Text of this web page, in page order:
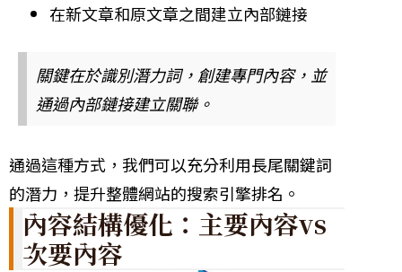
在新文章和原文章之間建立內部鏈接
關鍵在於識別潛力詞，創建專門內容，並
通過內部鏈接建立關聯。
通過這種方式，我們可以充分利用長尾關鍵詞
的潛力，提升整體網站的搜索引擎排名。
內容結構優化：主要內容vs
次要內容